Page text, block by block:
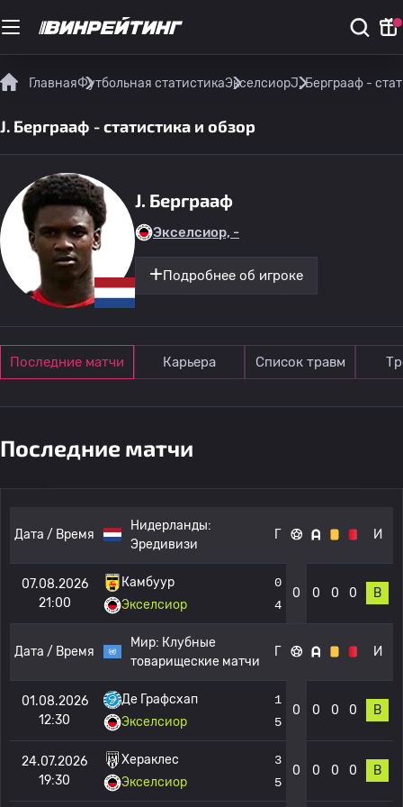
ГлавнаяФутбольная статистикаЭкселсиорJ. Берграаф -
J. Берграаф - статистика и обзор
J. Берграаф
Экселсиор, -
Подробнее об игроке
Последние матчи Карьера Список травм
Последние матчи
Дата / Время
Нидерланды:
Эредивизи
Г И
07.08.2026
21:00
Камбуур
Экселсиор
0
4
0 0 0 0 В
Дата / Время
Мир: Клубные
товарищеские матчи
Г И
01.08.2026
12:30
Де Графсхап
Экселсиор
1
5
0 0 0 0 В
24.07.2026
19:30
Хераклес
Экселсиор
3
5
0 0 0 0 В